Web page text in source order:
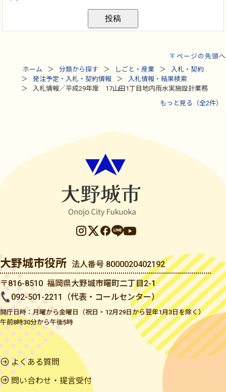
ページの先頭へ
ホーム
分類から探す しごと・産業
入札・契約
発注予定・入札・契約情報
入札情報・結果検索
入札情報／平成29年度 17山田1丁目地内雨水実施設計業務
もっと見る（全2件）
大野城市役所 法人番号 8000020402192
〒816-8510 福岡県大野城市曙町二丁目2-1
092-501-2211（代表・コールセンター）
開庁日時：月曜から金曜日（祝日・12月29日から翌年1月3日を除く）
午前8時30分から午後5時
よくある質問
問い合わせ・提言受付